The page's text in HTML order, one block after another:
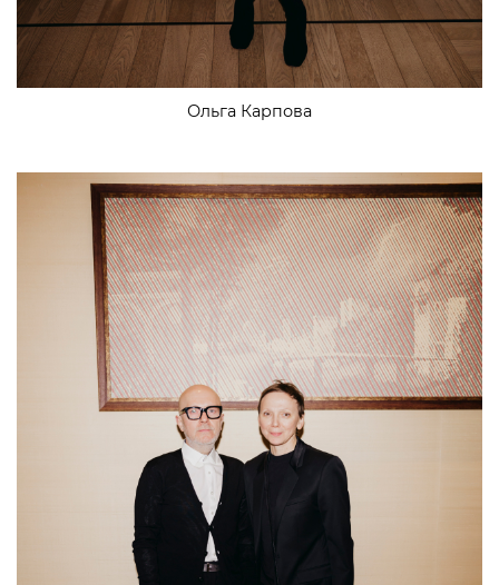
Ольга Карпова